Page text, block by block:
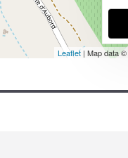
Leaflet | Map data ©